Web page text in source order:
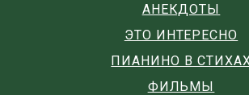
АНЕКДОТЫ
ЭТО ИНТЕРЕСНО
ПИАНИНО В
ФИЛЬМЫ